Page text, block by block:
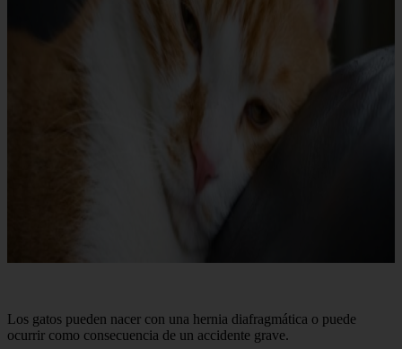
Los gatos pueden nacer con una hernia diafragmática o puede
ocurrir como consecuencia de un accidente grave.